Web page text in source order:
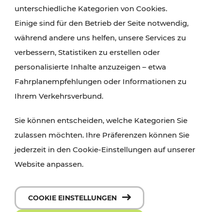
unterschiedliche Kategorien von Cookies.
Einige sind für den Betrieb der Seite notwendig,
während andere uns helfen, unsere Services zu
verbessern, Statistiken zu erstellen oder
personalisierte Inhalte anzuzeigen – etwa
Fahrplanempfehlungen oder Informationen zu
Ihrem Verkehrsverbund.
Sie können entscheiden, welche Kategorien Sie
zulassen möchten. Ihre Präferenzen können Sie
jederzeit in den Cookie-Einstellungen auf unserer
Website anpassen.
COOKIE EINSTELLUNGEN